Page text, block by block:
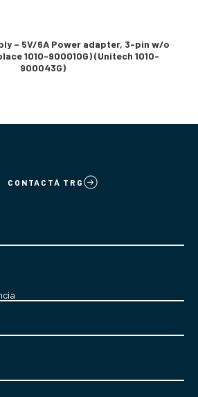
– 5V/6A Power adapter, 3-pin w/o
1010-900010G) (Unitech 1010-
900043G)
CONTACTÁ TRG